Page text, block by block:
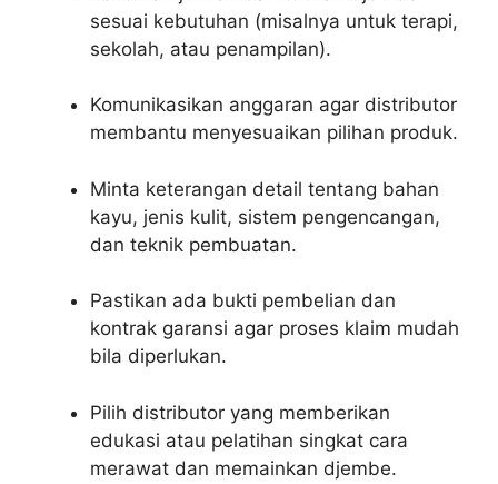
sesuai kebutuhan (misalnya untuk terapi,
sekolah, atau penampilan).
Komunikasikan anggaran agar distributor
membantu menyesuaikan pilihan produk.
Minta keterangan detail tentang bahan
kayu, jenis kulit, sistem pengencangan,
dan teknik pembuatan.
Pastikan ada bukti pembelian dan
kontrak garansi agar proses klaim mudah
bila diperlukan.
Pilih distributor yang memberikan
edukasi atau pelatihan singkat cara
merawat dan memainkan djembe.